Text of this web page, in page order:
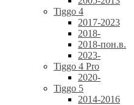
Tiggo 4
2017-2023
2018-
2018-пон.в.
2023-
Tiggo 4 Pro
2020-
Tiggo 5
2014-2016